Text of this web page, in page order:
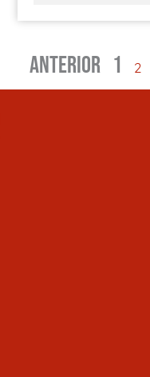
ANTERIOR 1 2